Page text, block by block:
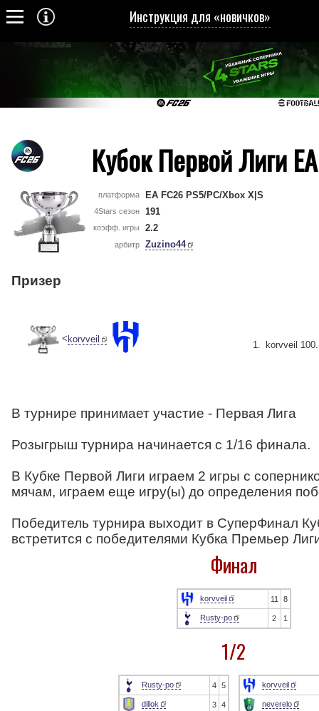
Инструкция для «новичков»
Кубок Первой Лиги
платформа EA FC26 PS5/PC/Xbox X|S
4Stars сезон 191
коэфф. игры 2.2
арбитр Zuzino44
Призер
< korvveil
korvveil
В турнире принимает участие - Первая Лига
Розыгрыш турнира начинается с 1/16 финала.
В Кубке Первой Лиги играем 2 игры с
мячам, играем еще игру(ы) до определения
Победитель турнира выходит в СуперФинал
встретится с победителями Кубка Премьер
Финал
korvveil 11 8
Rusty-po 2 1
1/2
Rusty-po 4 5
dillok 3 4
korvveil
neverelo